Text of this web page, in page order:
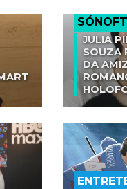
SÓNOFT
JULIA
SOUZA
DA